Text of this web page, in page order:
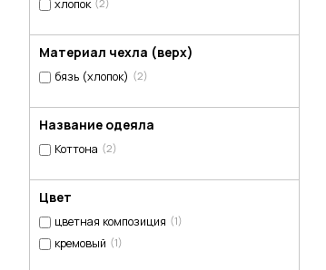
хлопок (2)
Материал чехла (верх)
бязь (хлопок) (2)
Название одеяла
Коттона (2)
Цвет
цветная композиция (1)
кремовый (1)